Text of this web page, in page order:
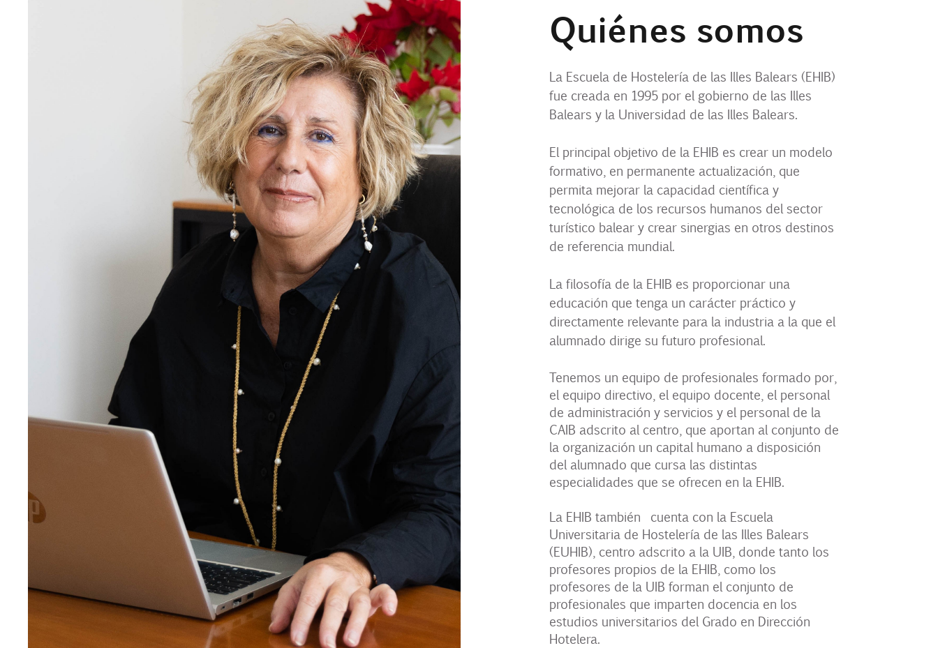
Quiénes somos
La Escuela de Hostelería de las Illes Balears (EHIB)
fue creada en 1995 por el gobierno de las Illes
Balears y la Universidad de las Illes Balears.
El principal objetivo de la EHIB es crear un modelo
formativo, en permanente actualización, que
permita mejorar la capacidad científica y
tecnológica de los recursos humanos del sector
turístico balear y crear sinergias en otros destinos
de referencia mundial.
La filosofía de la EHIB es proporcionar una
educación que tenga un carácter práctico y
directamente relevante para la industria a la que el
alumnado dirige su futuro profesional.
Tenemos un equipo de profesionales formado por,
el equipo directivo, el equipo docente, el personal
de administración y servicios y el personal de la
CAIB adscrito al centro, que aportan al conjunto de
la organización un capital humano a disposición
del alumnado que cursa las distintas
especialidades que se ofrecen en la EHIB.
La EHIB también cuenta con la Escuela
Universitaria de Hostelería de las Illes Balears
(EUHIB), centro adscrito a la UIB, donde tanto los
profesores propios de la EHIB, como los
profesores de la UIB forman el conjunto de
profesionales que imparten docencia en los
estudios universitarios del Grado en Dirección
Hotelera.